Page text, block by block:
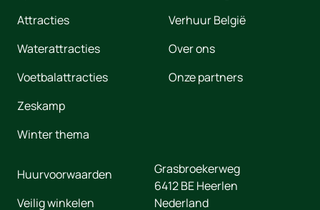
Attracties
Waterattracties
Voetbalattracties
Zeskamp
Winter thema
Verhuur België
Over ons
Onze partners
Huurvoorwaarden
Veilig winkelen
Grasbroekerweg
6412 BEHeerlen
Nederland